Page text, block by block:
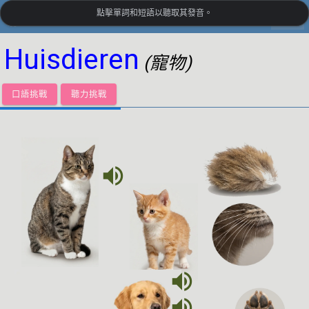
LanguageGuide.org•荷蘭語視覺詞彙
Huisdieren (寵物)
口語挑戰 聽力挑戰
點擊單詞和短語以聽取其發音。
volume_up
volume_up